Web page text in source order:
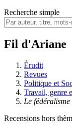
Recherche simple
Fil d'Ariane
Érudit
Revues
Politique et
Travail, genre
Le
Recensions hors